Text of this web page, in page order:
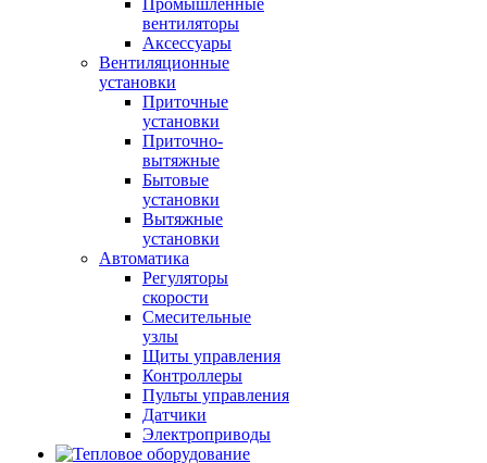
Промышленные
вентиляторы
Аксессуары
Вентиляционные
установки
Приточные
установки
Приточно-
вытяжные
Бытовые
установки
Вытяжные
установки
Автоматика
Регуляторы
скорости
Смесительные
узлы
Щиты управления
Контроллеры
Пульты управления
Датчики
Электроприводы